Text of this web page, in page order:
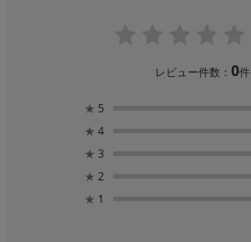
レビュー件数：0件
★ 5
★ 4
★ 3
★ 2
★ 1